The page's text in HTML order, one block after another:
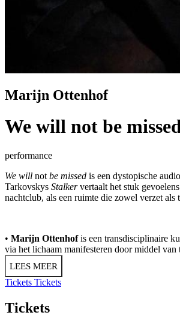
Marijn Ottenhof
We will not be
performance
We will not be missed is een dystopische
Tarkovskys Stalkervertaalt het stuk
nachtclub, als een ruimte die zowel verzet als
• Marijn Ottenhofis een transdisciplinaire
via het lichaam manifesteren door middel
LEES MEER
Tickets Tickets
Tickets